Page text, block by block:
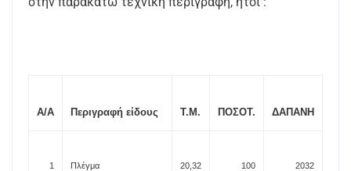
A/A Περιγραφή είδους Τ.Μ. ΠΟΣΟT. ΔΑΠΑΝΗ
1 Πλέγμα 20,32 100 2032